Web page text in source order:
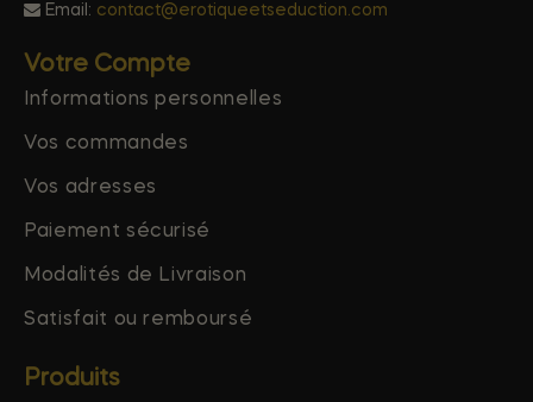
Email: contact@erotiqueetseduction.com
Votre Compte
Informations personnelles
Vos commandes
Vos adresses
Paiement sécurisé
Modalités de Livraison
Satisfait ou remboursé
Produits